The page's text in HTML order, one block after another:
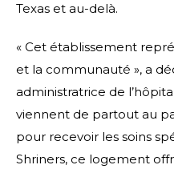
Texas et au-delà.
« Cet établissement
et la communauté », a
administratrice de
viennent de partout au
pour recevoir les soins
Shriners, ce logement